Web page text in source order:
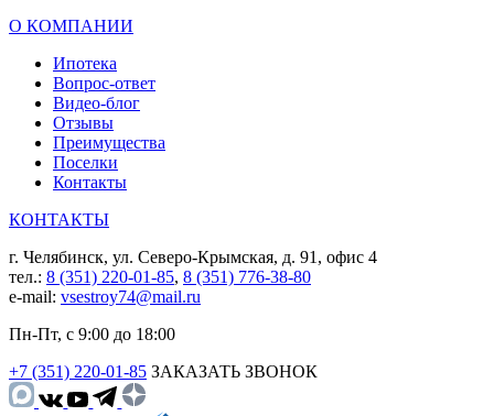
О КОМПАНИИ
Ипотека
Вопрос-ответ
Видео-блог
Отзывы
Преимущества
Поселки
Контакты
КОНТАКТЫ
г. Челябинск, ул. Северо-Крымская, д. 91, офис 4
тел.: 8 (351) 220-01-85, 8 (351) 776-38-80
e-mail: vsestroy74@mail.ru
Пн-Пт, с 9:00 до 18:00
+7 (351) 220-01-85 ЗАКАЗАТЬ ЗВОНОК